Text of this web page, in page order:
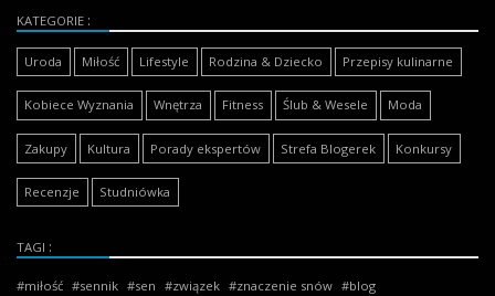
KATEGORIE
Uroda Miłość Lifestyle Rodzina & Dziecko Przepisy kulinarne
Kobiece Wyznania Wnętrza Fitness Ślub & Wesele Moda
Zakupy Kultura Porady ekspertów Strefa Blogerek Konkursy
Recenzje Studniówka
TAGI
miłość sennik sen związek znaczenie snów blog